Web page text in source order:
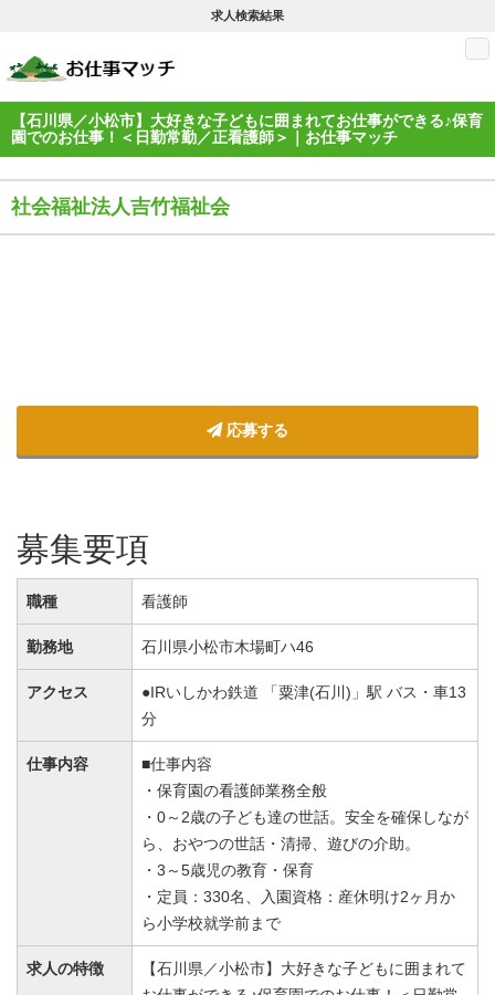
求人検索結果
【石川県／小松市】大好きな子どもに囲まれてお仕事ができる♪保育
園でのお仕事！＜日勤常勤／正看護師＞｜お仕事マッチ
社会福祉法人吉竹福祉会
応募する
募集要項
職種 看護師
勤務地 石川県小松市木場町ハ46
アクセス
●IRいしかわ鉄道 「粟津(石川)」駅 バス・車13
分
仕事内容
■仕事内容
・保育園の看護師業務全般
・0～2歳の子ども達の世話。安全を確保しなが
ら、おやつの世話・清掃、遊びの介助。
・3～5歳児の教育・保育
・定員：330名、入園資格：産休明け2ヶ月か
ら小学校就学前まで
求人の特徴
【石川県／小松市】大好きな子どもに囲まれて